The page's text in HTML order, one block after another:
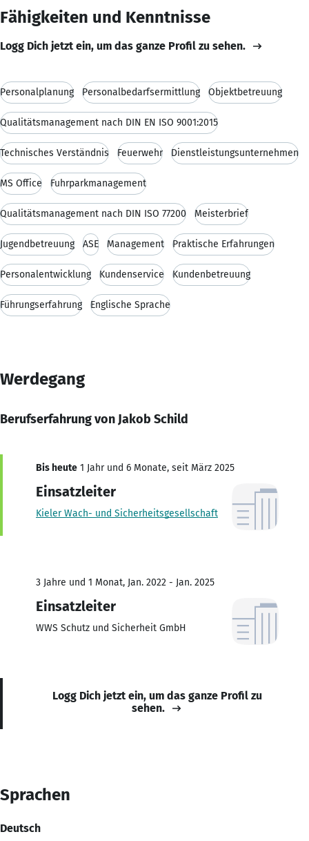
Fähigkeiten und Kenntnisse
Logg Dich jetzt ein, um das ganze Profil zu sehen.
Personalplanung Personalbedarfsermittlung Objektbetreuung
Qualitätsmanagement nach DIN EN ISO 9001:2015
Technisches Verständnis Feuerwehr Dienstleistungsunternehmen
MS Office Fuhrparkmanagement
Qualitätsmanagement nach DIN ISO 77200 Meisterbrief
Jugendbetreuung ASE Management Praktische Erfahrungen
Personalentwicklung Kundenservice Kundenbetreuung
Führungserfahrung Englische Sprache
Werdegang
Berufserfahrung von Jakob Schild
Bis heute 1 Jahr und 6 Monate, seit März 2025
Einsatzleiter
Kieler Wach- und Sicherheitsgesellschaft
3 Jahre und 1 Monat, Jan. 2022 - Jan. 2025
Einsatzleiter
WWS Schutz und Sicherheit GmbH
Logg Dich jetzt ein, um das ganze Profil zu
sehen.
Sprachen
Deutsch